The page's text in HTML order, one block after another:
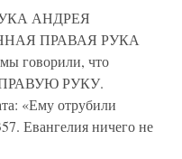
АНДРЕЯ
ПРАВАЯ РУКА
что
ПРАВУЮ РУКУ.
«Ему отрубили
Евангелия ничего не